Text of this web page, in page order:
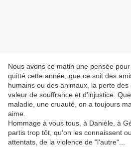
Nous avons ce matin une pensée
quitté cette année, que ce soit des
humains ou des animaux, la perte
valeur de souffrance et d'injustice.
maladie, une cruauté, on a toujours
aime.
Hommage à vous tous, à Danièle, à
partis trop tôt, qu'on les connaissent
attentats, de la violence de "l'autre"...